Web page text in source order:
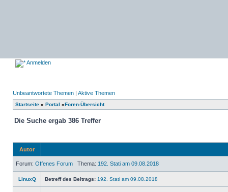
Anmelden
Unbeantwortete Themen | Aktive Themen
Startseite » Portal »Foren-Übersicht
Die Suche ergab 386 Treffer
Autor
Forum: Offenes Forum Thema: 192. Stati am 09.08.2018
LinuxQ Betreff des Beitrags: 192. Stati am 09.08.2018